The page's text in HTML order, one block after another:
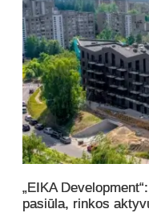
„EIKA
pasiūla, rinkos